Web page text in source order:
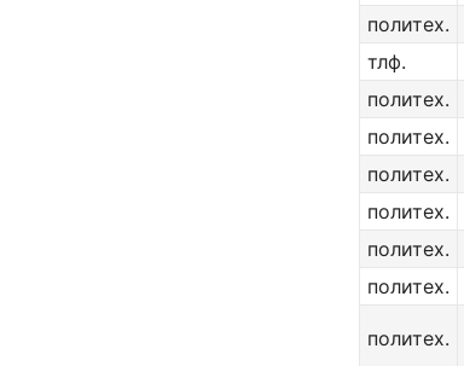
политех.
тлф.
политех.
политех.
политех.
политех.
политех.
политех.
политех.